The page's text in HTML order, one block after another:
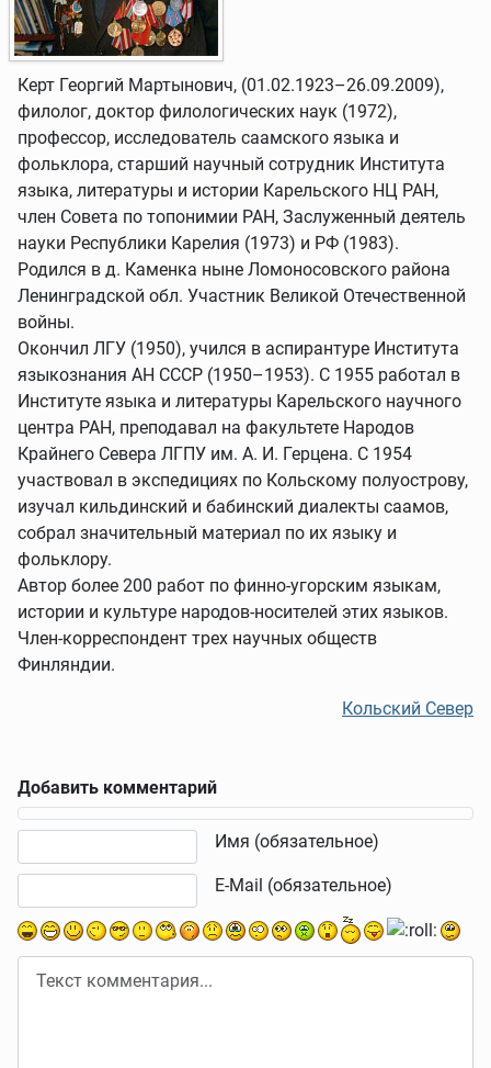
Керт Георгий Мартынович, (01.02.1923–26.09.2009),
филолог, доктор филологических наук (1972),
профессор, исследователь саамского языка и
фольклора, старший научный сотрудник Института
языка, литературы и истории Карельского НЦ РАН,
член Совета по топонимии РАН, Заслуженный деятель
науки Республики Карелия (1973) и РФ (1983).
Родился в д. Каменка ныне Ломоносовского района
Ленинградской обл. Участник Великой Отечественной
войны.
Окончил ЛГУ (1950), учился в аспирантуре Института
языкознания АН СССР (1950–1953). С 1955 работал в
Институте языка и литературы Карельского научного
центра РАН, преподавал на факультете Народов
Крайнего Севера ЛГПУ им. А. И. Герцена. С 1954
участвовал в экспедициях по Кольскому полуострову,
изучал кильдинский и бабинский диалекты саамов,
собрал значительный материал по их языку и
фольклору.
Автор более 200 работ по финно-угорским языкам,
истории и культуре народов-носителей этих языков.
Член-корреспондент трех научных обществ
Финляндии.
Кольский Север
Добавить комментарий
Имя (обязательное)
E-Mail (обязательное)